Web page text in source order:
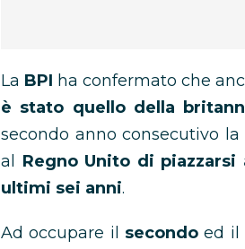
La BPI ha confermato che
è stato quello della
secondo anno consecutivo
al Regno Unito di
ultimi sei anni.
Ad occupare il secondo ed il